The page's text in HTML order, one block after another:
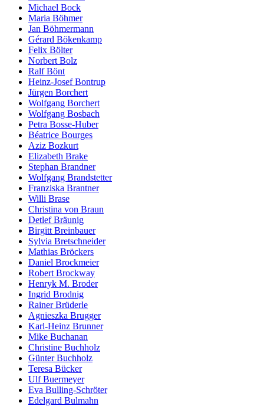
Michael Bock
Maria Böhmer
Jan Böhmermann
Gérard Bökenkamp
Felix Bölter
Norbert Bolz
Ralf Bönt
Heinz-Josef Bontrup
Jürgen Borchert
Wolfgang Borchert
Wolfgang Bosbach
Petra Bosse-Huber
Béatrice Bourges
Aziz Bozkurt
Elizabeth Brake
Stephan Brandner
Wolfgang Brandstetter
Franziska Brantner
Willi Brase
Christina von Braun
Detlef Bräunig
Birgitt Breinbauer
Sylvia Bretschneider
Mathias Bröckers
Daniel Brockmeier
Robert Brockway
Henryk M. Broder
Ingrid Brodnig
Rainer Brüderle
Agnieszka Brugger
Karl-Heinz Brunner
Mike Buchanan
Christine Buchholz
Günter Buchholz
Teresa Bücker
Ulf Buermeyer
Eva Bulling-Schröter
Edelgard Bulmahn